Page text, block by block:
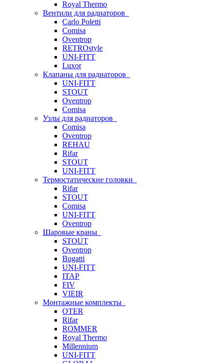
Royal Thermo
Вентили для радиаторов
Carlo Poletti
Comisa
Oventrop
RETROstyle
UNI-FITT
Luxor
Клапаны для радиаторов
UNI-FITT
STOUT
Oventrop
Comisa
Узлы для радиаторов
Comisa
Oventrop
REHAU
Rifar
STOUT
UNI-FITT
Термостатические головки
Rifar
STOUT
Comisa
UNI-FITT
Oventrop
Шаровые краны
STOUT
Oventrop
Bugatti
UNI-FITT
ITAP
FIV
VIEIR
Монтажные комплекты
OTER
Rifar
ROMMER
Royal Thermo
Millennium
UNI-FITT